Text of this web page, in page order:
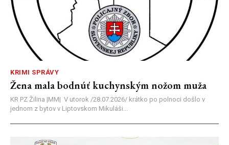
KRIMI SPRÁVY
Žena mala bodnúť kuchynským nožom muža
KR PZ Žilina |MM| V utorok /28.07.2026/ krátko po polnoci došlo v
jednom z bytov v Liptovskom Mikuláši...